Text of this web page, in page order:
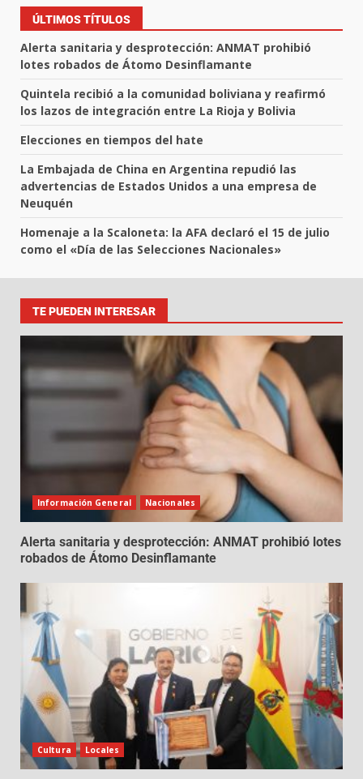
ÚLTIMOS TÍTULOS
Alerta sanitaria y desprotección: ANMAT prohibió
lotes robados de Átomo Desinflamante
Quintela recibió a la comunidad boliviana y reafirmó
los lazos de integración entre La Rioja y Bolivia
Elecciones en tiempos del hate
La Embajada de China en Argentina repudió las
advertencias de Estados Unidos a una empresa de
Neuquén
Homenaje a la Scaloneta: la AFA declaró el 15 de julio
como el «Día de las Selecciones Nacionales»
TE PUEDEN INTERESAR
Información General Nacionales
Alerta sanitaria y desprotección: ANMAT prohibió lotes
robados de Átomo Desinflamante
Cultura Locales